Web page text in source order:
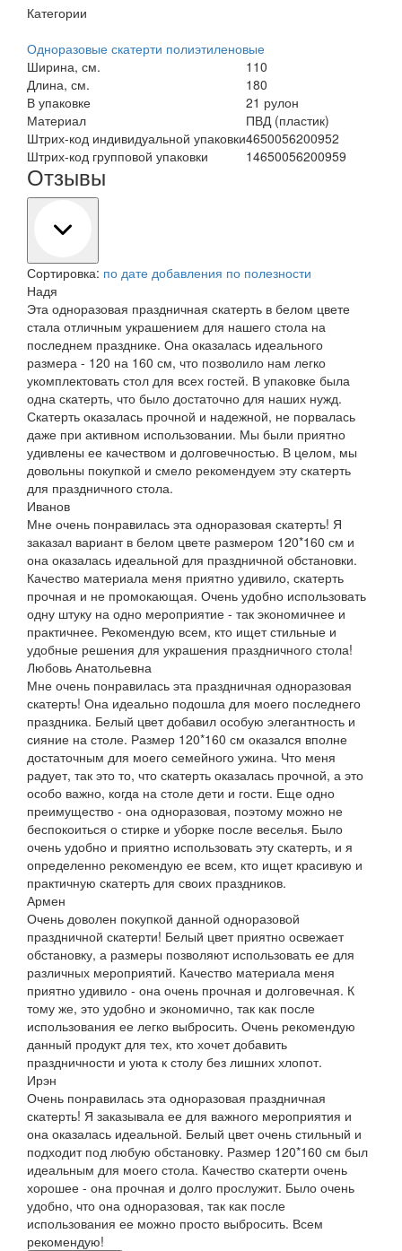
Категории
Одноразовые скатерти полиэтиленовые
Ширина, см.
110
Длина, см.
180
В упаковке
21 рулон
Материал
ПВД (пластик)
Штрих-код индивидуальной упаковки4650056200952
Штрих-код групповой упаковки
14650056200959
Отзывы
Сортировка: по дате добавления по полезности
Надя
Эта одноразовая праздничная скатерть в белом цвете
стала отличным украшением для нашего стола на
последнем празднике. Она оказалась идеального
размера - 120 на 160 см, что позволило нам легко
укомплектовать стол для всех гостей. В упаковке была
одна скатерть, что было достаточно для наших нужд.
Скатерть оказалась прочной и надежной, не порвалась
даже при активном использовании. Мы были приятно
удивлены ее качеством и долговечностью. В целом, мы
довольны покупкой и смело рекомендуем эту скатерть
для праздничного стола.
Иванов
Мне очень понравилась эта одноразовая скатерть! Я
заказал вариант в белом цвете размером 120*160 см и
она оказалась идеальной для праздничной обстановки.
Качество материала меня приятно удивило, скатерть
прочная и не промокающая. Очень удобно использовать
одну штуку на одно мероприятие - так экономичнее и
практичнее. Рекомендую всем, кто ищет стильные и
удобные решения для украшения праздничного стола!
Любовь Анатольевна
Мне очень понравилась эта праздничная одноразовая
скатерть! Она идеально подошла для моего последнего
праздника. Белый цвет добавил особую элегантность и
сияние на столе. Размер 120*160 см оказался вполне
достаточным для моего семейного ужина. Что меня
радует, так это то, что скатерть оказалась прочной, а это
особо важно, когда на столе дети и гости. Еще одно
преимущество - она одноразовая, поэтому можно не
беспокоиться о стирке и уборке после веселья. Было
очень удобно и приятно использовать эту скатерть, и я
определенно рекомендую ее всем, кто ищет красивую и
практичную скатерть для своих праздников.
Армен
Очень доволен покупкой данной одноразовой
праздничной скатерти! Белый цвет приятно освежает
обстановку, а размеры позволяют использовать ее для
различных мероприятий. Качество материала меня
приятно удивило - она очень прочная и долговечная. К
тому же, это удобно и экономично, так как после
использования ее легко выбросить. Очень рекомендую
данный продукт для тех, кто хочет добавить
праздничности и уюта к столу без лишних хлопот.
Ирэн
Очень понравилась эта одноразовая праздничная
скатерть! Я заказывала ее для важного мероприятия и
она оказалась идеальной. Белый цвет очень стильный и
подходит под любую обстановку. Размер 120*160 см был
идеальным для моего стола. Качество скатерти очень
хорошее - она прочная и долго прослужит. Было очень
удобно, что она одноразовая, так как после
использования ее можно просто выбросить. Всем
рекомендую!